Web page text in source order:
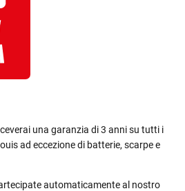
una garanzia di 3 anni su tutti i
ad eccezione di batterie, scarpe e
automaticamente al nostro